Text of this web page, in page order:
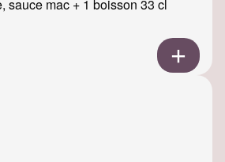
sauce mac + 1 boisson 33 cl